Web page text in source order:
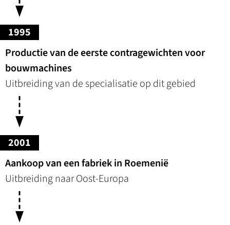
1995
Productie van de eerste contragewichten voor
bouwmachines
Uitbreiding van de specialisatie op dit gebied
2001
Aankoop van een fabriek in Roemenië
Uitbreiding naar Oost-Europa